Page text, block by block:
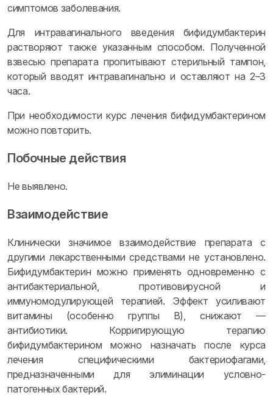
симптомов заболевания.
Для интравагинального введения бифидумбактерин
растворяют также указанным способом. Полученной
взвесью препарата пропитывают стерильный тампон,
который вводят интравагинально и оставляют на 2–3
часа.
При необходимости курс лечения бифидумбактерином
можно повторить.
Побочные действия
Не выявлено.
Взаимодействие
Клинически значимое взаимодействие препарата с
другими лекарственными средствами не установлено.
Бифидумбактерин можно применять одновременно с
антибактериальной, противовирусной и
иммуномодулирующей терапией. Эффект усиливают
витамины (особенно группы B), снижают —
антибиотики. Корригирующую терапию
бифидумбактерином можно назначать после курса
лечения специфическими бактериофагами,
предназначенными для элиминации условно-
патогенных бактерий.